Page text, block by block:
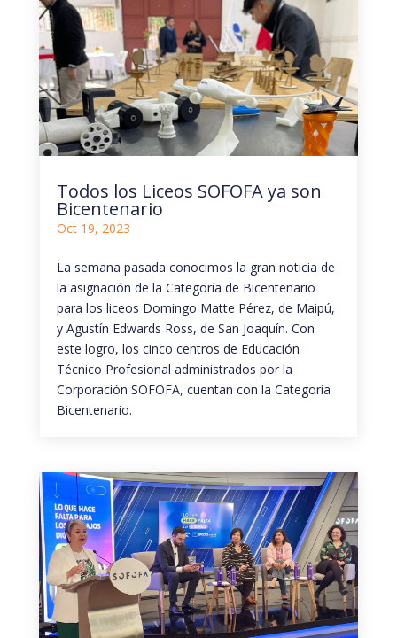
Todos los Liceos SOFOFA ya son
Bicentenario
Oct 19, 2023
La semana pasada conocimos la gran noticia de
la asignación de la Categoría de Bicentenario
para los liceos Domingo Matte Pérez, de Maipú,
y Agustín Edwards Ross, de San Joaquín. Con
este logro, los cinco centros de Educación
Técnico Profesional administrados por la
Corporación SOFOFA, cuentan con la Categoría
Bicentenario.